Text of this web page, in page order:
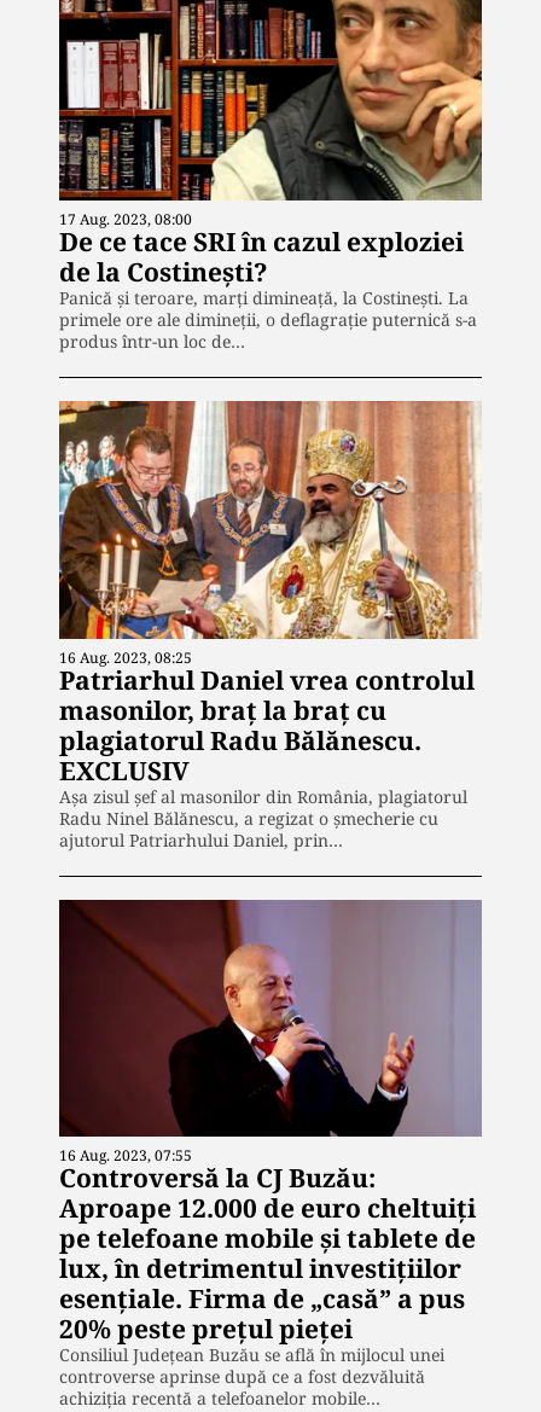
17 Aug. 2023, 08:00
De ce tace SRI în cazul exploziei
de la Costineşti?
Panică şi teroare, marţi dimineaţă, la Costineşti. La
primele ore ale dimineţii, o deflagraţie puternică s-a
produs într-un loc de…
16 Aug. 2023, 08:25
Patriarhul Daniel vrea controlul
masonilor, braț la braț cu
plagiatorul Radu Bălănescu.
EXCLUSIV
Așa zisul șef al masonilor din România, plagiatorul
Radu Ninel Bălănescu, a regizat o șmecherie cu
ajutorul Patriarhului Daniel, prin…
16 Aug. 2023, 07:55
Controversă la CJ Buzău:
Aproape 12.000 de euro cheltuiți
pe telefoane mobile și tablete de
lux, în detrimentul investițiilor
esențiale. Firma de „casă” a pus
20% peste prețul pieței
Consiliul Județean Buzău se află în mijlocul unei
controverse aprinse după ce a fost dezvăluită
achiziția recentă a telefoanelor mobile…